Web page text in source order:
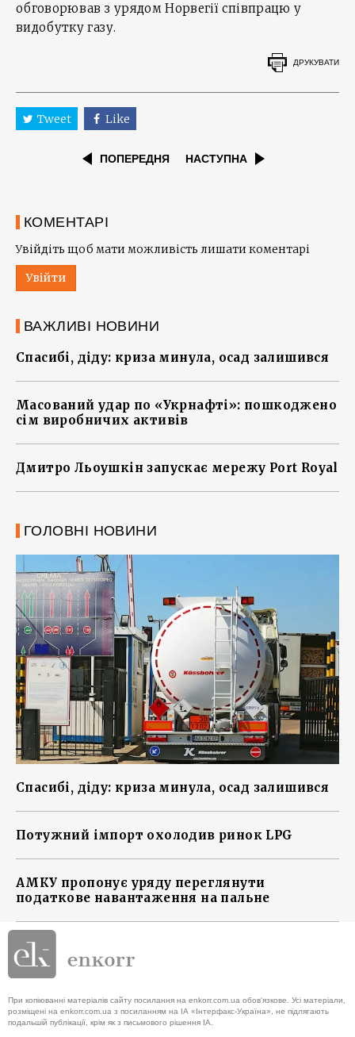
обговорював з урядом Норвегії співпрацю у
видобутку газу.
ДРУКУВАТИ
Tweet Like
ПОПЕРЕДНЯ НАСТУПНА
КОМЕНТАРІ
Увійдіть щоб мати можливість лишати коментарі
Увійти
ВАЖЛИВІ НОВИНИ
Спасибі, діду: криза минула, осад залишився
Масований удар по «Укрнафті»: пошкоджено
сім виробничих активів
Дмитро Льоушкін запускає мережу Port Royal
ГОЛОВНІ НОВИНИ
Спасибі, діду: криза минула, осад залишився
Потужний імпорт охолодив ринок LPG
АМКУ пропонує уряду переглянути
податкове навантаження на пальне
При копіюванні матеріалів сайту посилання на enkorr.com.ua обов'язкове. Усі матеріали,
розміщені на enkorr.com.ua з посиланням на ІА «Інтерфакс-Україна», не підлягають
подальшій публікації, крім як з письмового рішення ІА.